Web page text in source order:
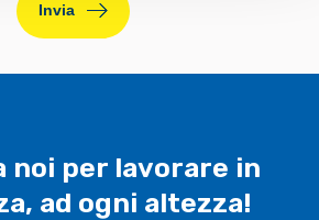
Invia
noi per lavorare in
ad ogni altezza!